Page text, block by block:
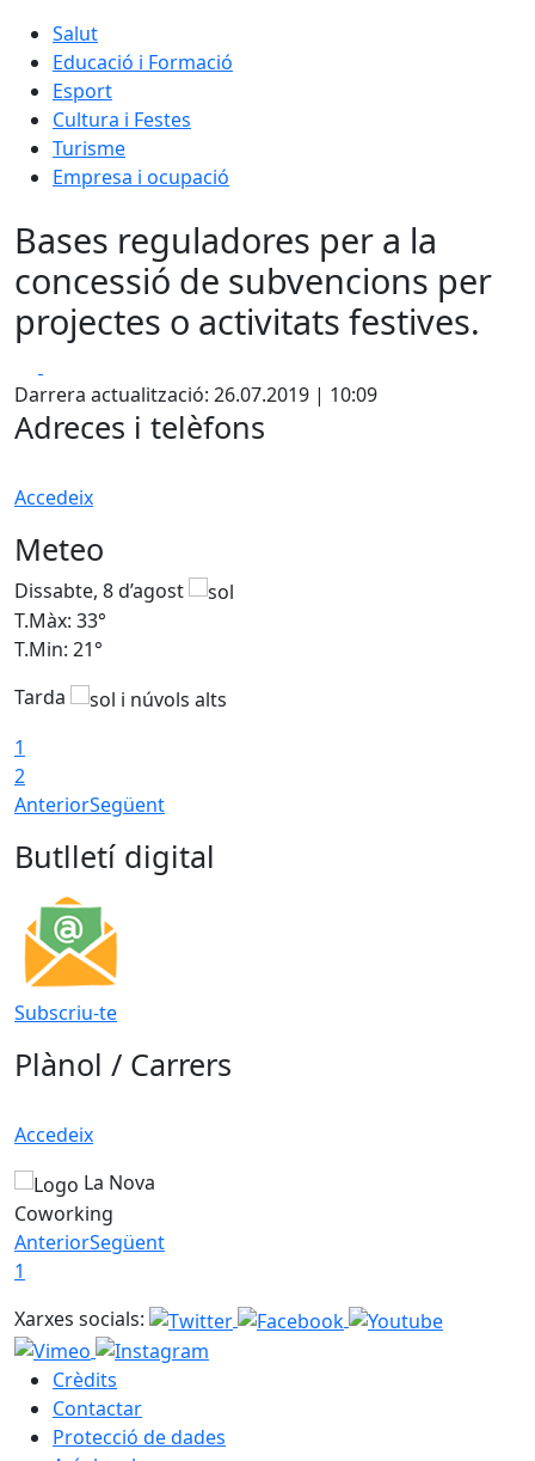
Salut
Educació i Formació
Esport
Cultura i Festes
Turisme
Empresa i ocupació
Bases reguladores per a la
concessió de subvencions per
projectes o activitats festives.
Darrera actualització: 26.07.2019 | 10:09
Adreces i telèfons
Accedeix
Meteo
Dissabte, 8 d’agost
T.Màx: 33°
T.Min: 21°
Tarda
1
2
AnteriorSegüent
Butlletí digital
Subscriu-te
Plànol / Carrers
Accedeix
La Nova
Coworking
AnteriorSegüent
1
Xarxes socials:
Crèdits
Contactar
Protecció de dades